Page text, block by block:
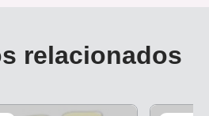
relacionados